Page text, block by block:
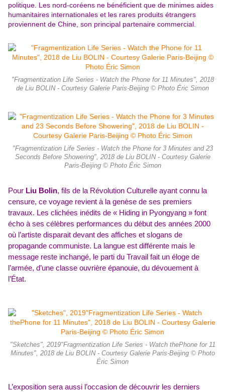
politique. Les nord-coréens ne bénéficient que de minimes aides
humanitaires internationales et les rares produits étrangers
proviennent de Chine, son principal partenaire commercial.
"Fragmentization Life Series - Watch the Phone for 11 Minutes", 2018
de Liu BOLIN - Courtesy Galerie Paris-Beijing © Photo Éric Simon
"Fragmentization Life Series - Watch the Phone for 3 Minutes and 23
Seconds Before Showering", 2018 de Liu BOLIN - Courtesy Galerie
Paris-Beijing © Photo Éric Simon
Pour Liu Bolin, fils de la Révolution Culturelle ayant connu la
censure, ce voyage revient à la genèse de ses premiers
travaux. Les clichées inédits de « Hiding in Pyongyang » font
écho à ses célèbres performances du début des années 2000
où l’artiste disparait devant des affiches et slogans de
propagande communiste. La langue est différente mais le
message reste inchangé, le parti du Travail fait un éloge de
l’armée, d’une classe ouvrière épanouie, du dévouement à
l’État.
"Sketches", 2019"Fragmentization Life Series - Watch thePhone for 11
Minutes", 2018 de Liu BOLIN - Courtesy Galerie Paris-Beijing © Photo
Éric Simon
L’exposition sera aussi l’occasion de découvrir les derniers